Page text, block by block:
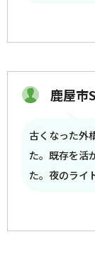
鹿屋市
古くなった外
た。既存を活
た。夜のライ